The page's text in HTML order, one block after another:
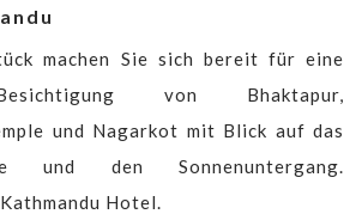
machen Sie sich bereit für eine
von Bhaktapur,
und Nagarkot mit Blick auf das
und den Sonnenuntergang.
Hotel.